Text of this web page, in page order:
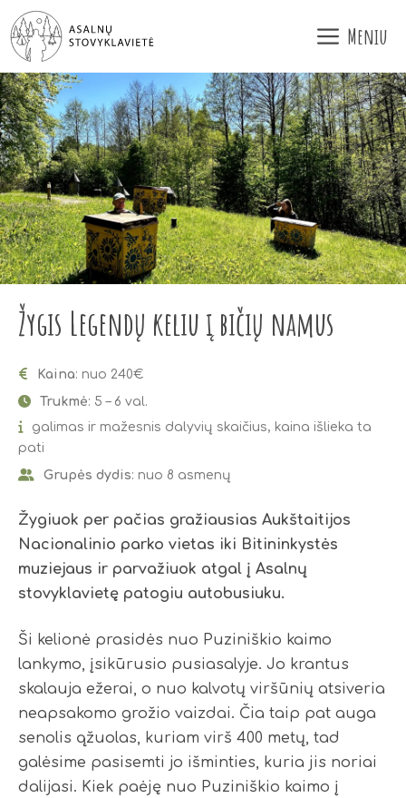
Pereiti
prie
turinio
Meniu
Žygis Legendų keliu į bičių namus
Kaina: nuo 240€
Trukmė: 5 – 6 val.
galimas ir mažesnis dalyvių skaičius, kaina išlieka ta
pati
Grupės dydis: nuo 8 asmenų
Žygiuok per pačias gražiausias Aukštaitijos
Nacionalinio parko vietas iki Bitininkystės
muziejaus ir parvažiuok atgal į Asalnų
stovyklavietę patogiu autobusiuku.
Ši kelionė prasidės nuo Puziniškio kaimo
lankymo, įsikūrusio pusiasalyje. Jo krantus
skalauja ežerai, o nuo kalvotų viršūnių atsiveria
neapsakomo grožio vaizdai. Čia taip pat auga
senolis ąžuolas, kuriam virš 400 metų, tad
galėsime pasisemti jo išminties, kuria jis noriai
dalijasi. Kiek paėję nuo Puziniškio kaimo į